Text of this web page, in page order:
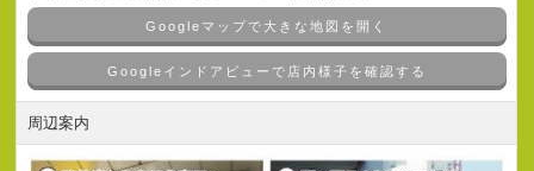
Googleマップで大きな地図を開く
Googleインドアビューで店内様子を確認する
周辺案内